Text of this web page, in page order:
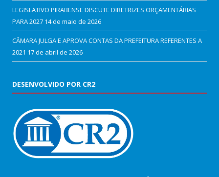
LEGISLATIVO PIRABENSE DISCUTE DIRETRIZES ORÇAMENTÁRIAS
PARA 2027 14 de maio de 2026
CÂMARA JULGA E APROVA CONTAS DA PREFEITURA REFERENTES A
2021 17 de abril de 2026
DESENVOLVIDO POR CR2